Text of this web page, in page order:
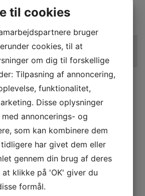
KL. 09 – 17
16
erhverv
privat
til cookies
bruger
cookies, til at
om dig til forskellige
Tilpasning af annoncering,
funktionalitet,
Disse oplysninger
annoncerings- og
som kan kombinere dem
har givet dem eller
gennem din brug af deres
at klikke på 'OK' giver du
formål.